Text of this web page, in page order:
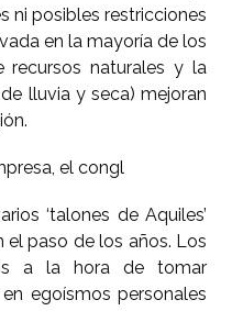
ni posibles restricciones
en la mayoría de los
recursos naturales y la
lluvia y seca) mejoran
el congl
‘talones de Aquiles’
el paso de los años. Los
a la hora de tomar
egoísmos personales